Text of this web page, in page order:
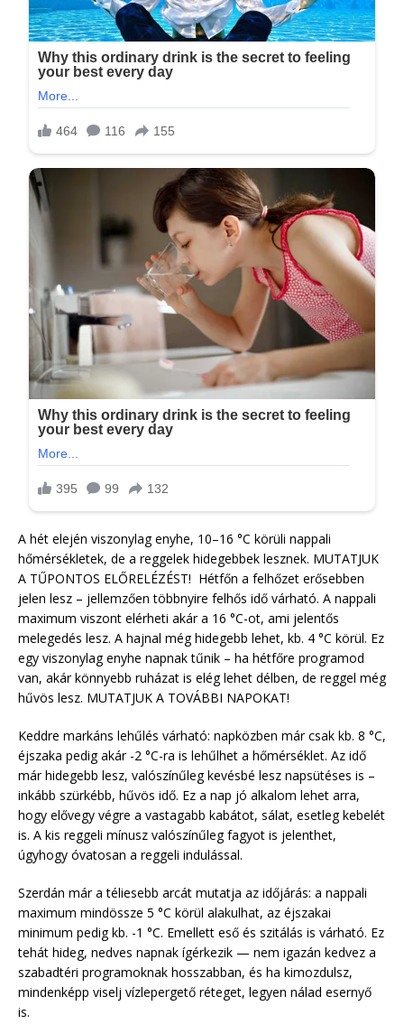
A hét elején viszonylag enyhe, 10–16 °C körüli nappali
hőmérsékletek, de a reggelek hidegebbek lesznek. MUTATJUK
A TŰPONTOS ELŐRELÉZÉST! Hétfőn a felhőzet erősebben
jelen lesz – jellemzően többnyire felhős idő várható. A nappali
maximum viszont elérheti akár a 16 °C-ot, ami jelentős
melegedés lesz. A hajnal még hidegebb lehet, kb. 4 °C körül. Ez
egy viszonylag enyhe napnak tűnik – ha hétfőre programod
van, akár könnyebb ruházat is elég lehet délben, de reggel még
hűvös lesz. MUTATJUK A TOVÁBBI NAPOKAT!
Keddre markáns lehűlés várható: napközben már csak kb. 8 °C,
éjszaka pedig akár -2 °C-ra is lehűlhet a hőmérséklet. Az idő
már hidegebb lesz, valószínűleg kevésbé lesz napsütéses is –
inkább szürkébb, hűvös idő. Ez a nap jó alkalom lehet arra,
hogy elővegy végre a vastagabb kabátot, sálat, esetleg kebelét
is. A kis reggeli mínusz valószínűleg fagyot is jelenthet,
úgyhogy óvatosan a reggeli indulással.
Szerdán már a téliesebb arcát mutatja az időjárás: a nappali
maximum mindössze 5 °C körül alakulhat, az éjszakai
minimum pedig kb. -1 °C. Emellett eső és szitálás is várható. Ez
tehát hideg, nedves napnak ígérkezik — nem igazán kedvez a
szabadtéri programoknak hosszabban, és ha kimozdulsz,
mindenképp viselj vízlepergető réteget, legyen nálad esernyő
is.